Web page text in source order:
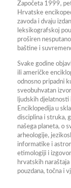
Započeta 1999,
Hrvatske
zavoda i dvaju
leksikografskoj
proširen
baštine i
Svake godine
ili američke
odnosno pripadni
sveobuhvatan
ljudskih djelatnosti
Enciklopedija u
disciplina i struka,
našega planeta, o
arheologije,
informatike i
etimologiji i
hrvatskih
pouzdana, točna i